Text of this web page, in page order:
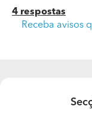
Guimarães e
4 respostas
Receba avisos